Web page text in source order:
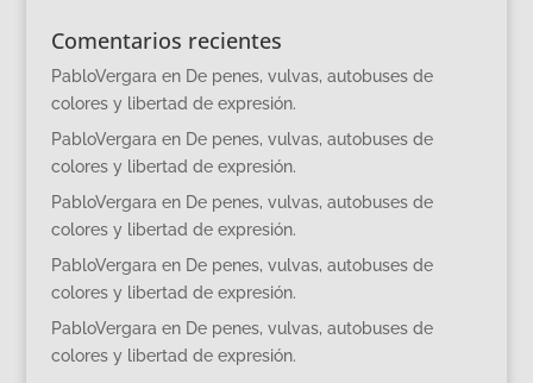
Comentarios recientes
PabloVergara en De penes, vulvas, autobuses de
colores y libertad de expresión.
PabloVergara en De penes, vulvas, autobuses de
colores y libertad de expresión.
PabloVergara en De penes, vulvas, autobuses de
colores y libertad de expresión.
PabloVergara en De penes, vulvas, autobuses de
colores y libertad de expresión.
PabloVergara en De penes, vulvas, autobuses de
colores y libertad de expresión.